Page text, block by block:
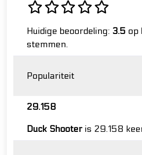
Huidige beoordeling: 3.5 op
stemmen.
Populariteit
29.158
Duck Shooteris 29.158